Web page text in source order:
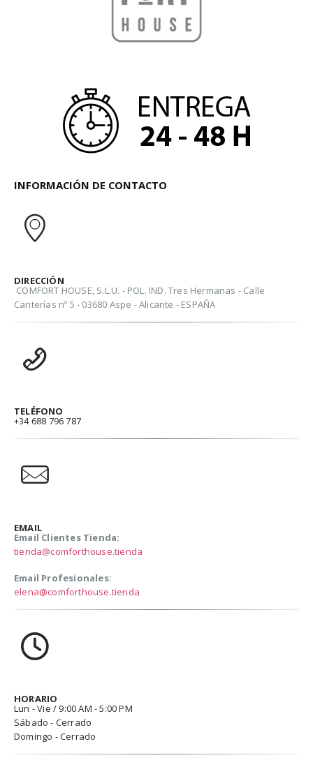
INFORMACIÓN DE CONTACTO
DIRECCIÓN
COMFORT HOUSE, S.L.U. - POL. IND. Tres Hermanas - Calle
Canterías nº 5 - 03680 Aspe - Alicante - ESPAÑA
TELÉFONO
+34 688 796 787
EMAIL
Email Clientes Tienda:
tienda@comforthouse.tienda
Email Profesionales:
elena@comforthouse.tienda
HORARIO
Lun - Vie / 9:00 AM - 5:00 PM
Sábado - Cerrado
Domingo - Cerrado